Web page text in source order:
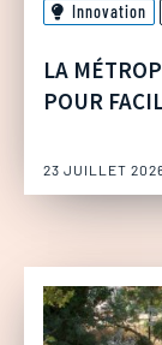
Innovation
LA
POUR
23 JUILLET